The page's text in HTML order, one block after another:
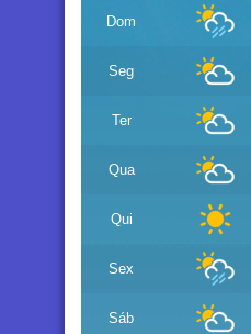
Dom
Seg
Ter
Qua
Qui
Sex
Sáb